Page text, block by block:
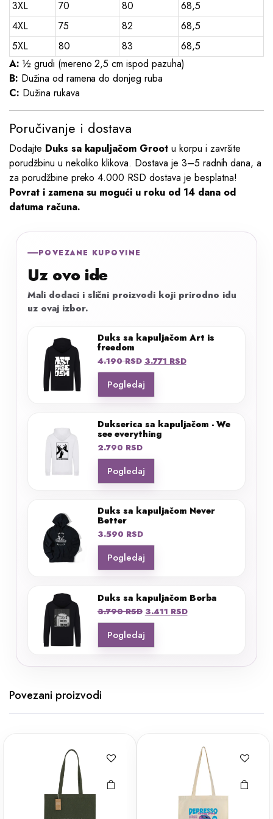
3XL 70 80
68,5
4XL
75 82
68,5
5XL
80 83
68,5
A: ½ grudi (mereno 2,5 cm ispod pazuha)
B: Dužina od ramena do donjeg ruba
C: Dužina rukava
Poručivanje i dostava
Dodajte Duks sa kapuljačom Groot u korpu i završite
porudžbinu u nekoliko klikova. Dostava je 3–5 radnih dana, a
za porudžbine preko 4.000 RSD dostava je besplatna!
Povrat i zamena su mogući u roku od 14 dana od
datuma računa.
POVEZANE KUPOVINE
Uz ovo ide
Mali dodaci i slični proizvodi koji prirodno idu
uz ovaj izbor.
Duks sa kapuljačom Art is
freedom
4.190RSD Originalna
cena
je
bila:
3.771 RSDTrenutna
Pogledaj
Dukserica sa kapuljačom - We
see everything
2.790 RSD
Pogledaj
Duks sa kapuljačom Never
Better
3.590 RSD
Pogledaj
Duks sa kapuljačom Borba
3.790RSD Originalna
cena
je
bila:
3.411 RSDTrenutna
Pogledaj
Povezani proizvodi
Ovaj
Opcije
mogu biti
izabrane
na stranici